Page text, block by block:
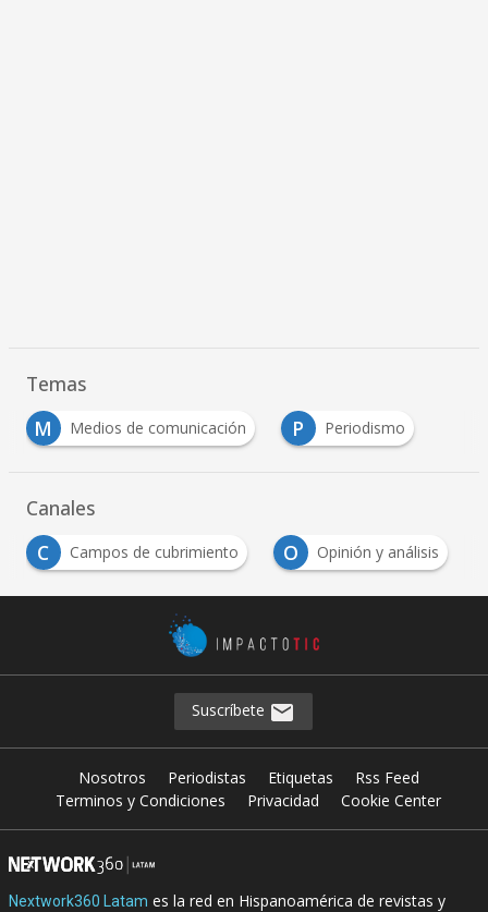
Temas
M
Medios de comunicación P Periodismo
Canales
C
Campos de cubrimiento O Opinión y análisis
Suscríbete
Nosotros Periodistas Etiquetas
Rss Feed
Terminos y Condiciones
Privacidad Cookie Center
Nextwork360 Latam es la red en Hispanoamérica de revistas y